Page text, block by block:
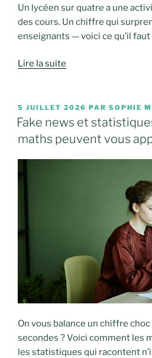
Un lycéen sur quatre a une
des cours. Un chiffre qui
enseignants — voici ce qu’il faut
Lire la suite
PUBLIÉ
LE
5 JUILLET 2026 PAR SOPHIE
Fake news et
maths peuvent vous
On vous balance un chiffre
secondes ? Voici comment les
les statistiques qui racontent